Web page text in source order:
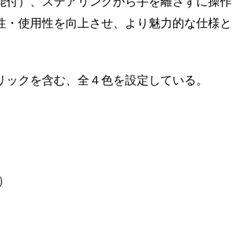
使用性を向上させ、より魅力的な仕様と
クを含む、全４色を設定している。